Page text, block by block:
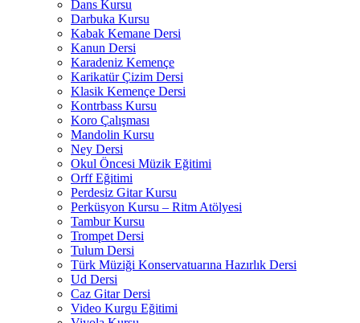
Dans Kursu
Darbuka Kursu
Kabak Kemane Dersi
Kanun Dersi
Karadeniz Kemençe
Karikatür Çizim Dersi
Klasik Kemençe Dersi
Kontrbass Kursu
Koro Çalışması
Mandolin Kursu
Ney Dersi
Okul Öncesi Müzik Eğitimi
Orff Eğitimi
Perdesiz Gitar Kursu
Perküsyon Kursu – Ritm Atölyesi
Tambur Kursu
Trompet Dersi
Tulum Dersi
Türk Müziği Konservatuarına Hazırlık Dersi
Ud Dersi
Caz Gitar Dersi
Video Kurgu Eğitimi